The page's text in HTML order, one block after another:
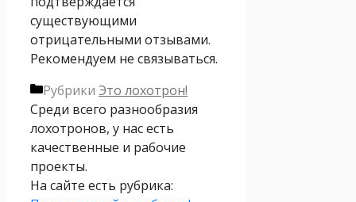
существующими
отрицательными отзывами.
Рекомендуем не связываться.
Рубрики Это лохотрон!
Среди всего разнообразия
лохотронов, у нас есть
качественные и рабочие
проекты.
На сайте есть рубрика: